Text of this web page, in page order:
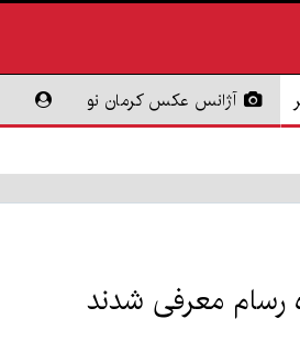
آژانس عکس کرمان نو
رسام معرفی شدند